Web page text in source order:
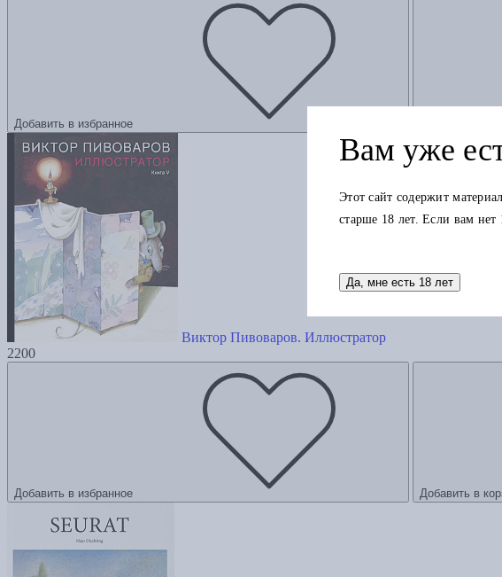
Добавить в избранное
Виктор Пивоваров. Иллюстратор
2200
Добавить в избранное Добавить в
Вам уже
Этот сайт содержит
старше 18 лет. Если вам
Да, мне есть 18 лет